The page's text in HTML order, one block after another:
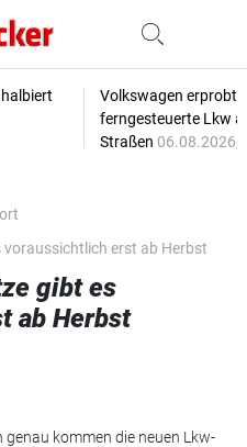
Volkswagen erprobt
ferngesteuerte Lkw
Straßen 06.08.2026,
erst ab Herbst
gibt es
ab Herbst
kommen die neuen Lkw-